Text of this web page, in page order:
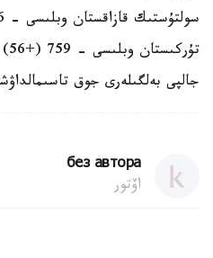
سولتۇستىك قازاقستان وبلىسى - 616 (+63)
تۇركىستان وبلىسى - 759 (+56)
جالپى بەلگىلەرى جوق
без автора
اۆتور